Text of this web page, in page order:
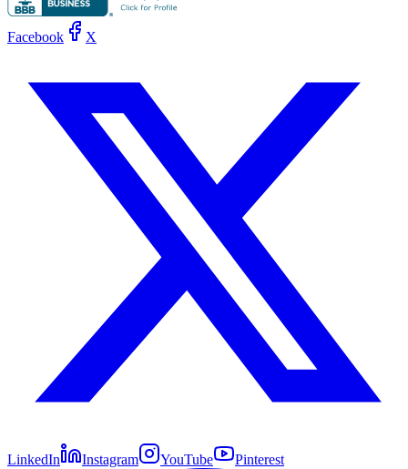
Facebook X
LinkedIn Instagram YouTube Pinterest